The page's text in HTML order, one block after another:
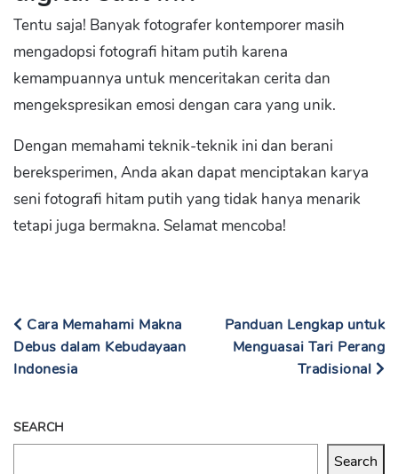
Tentu saja! Banyak fotografer kontemporer masih
mengadopsi fotografi hitam putih karena
kemampuannya untuk menceritakan cerita dan
mengekspresikan emosi dengan cara yang unik.
Dengan memahami teknik-teknik ini dan berani
bereksperimen, Anda akan dapat menciptakan karya
seni fotografi hitam putih yang tidak hanya menarik
tetapi juga bermakna. Selamat mencoba!
Cara Memahami Makna
Debus dalam Kebudayaan
Indonesia
Panduan Lengkap untuk
Menguasai Tari Perang
Tradisional
SEARCH
Search